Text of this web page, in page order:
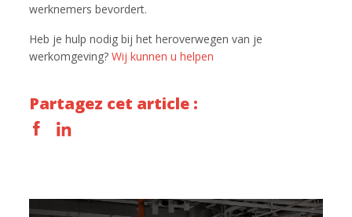
werknemers bevordert.
Heb je hulp nodig bij het heroverwegen van je
werkomgeving?Wij kunnen u helpen
Partagez cet article :